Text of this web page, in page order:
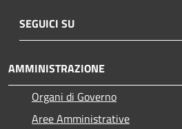
SEGUICI SU
AMMINISTRAZIONE
Organi di Governo
Aree Amministrative